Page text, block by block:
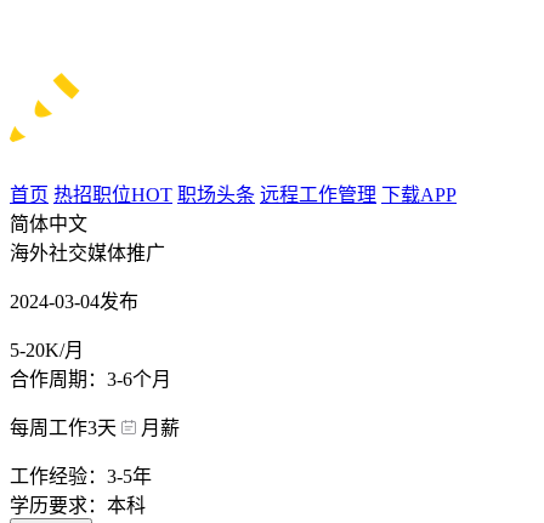
首页 热招职位HOT 职场头条 远程工作管理 下载APP
简体中文
海外社交媒体推广
2024-03-04发布
5-20K/月
合作周期：3-6个月
每周工作3天 月薪
工作经验：3-5年
学历要求：本科